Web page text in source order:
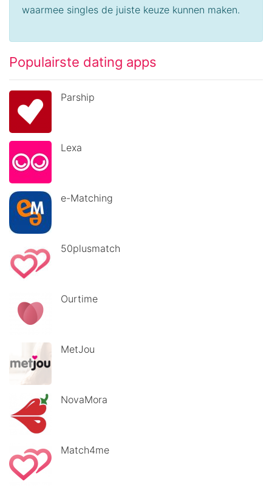
waarmee singles de juiste keuze kunnen maken.
Populairste dating apps
Parship
Lexa
e-Matching
50plusmatch
Ourtime
MetJou
NovaMora
Match4me